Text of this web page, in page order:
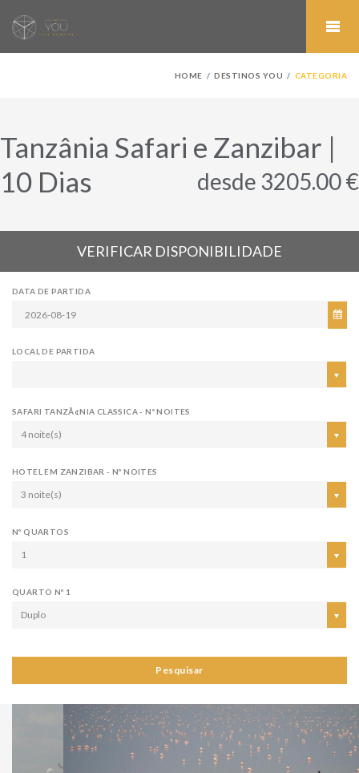
HOME DESTINOS YOU CATEGORIA
Tanzânia Safari e Zanzibar |
10 Dias
desde 3205.00 €
VERIFICAR DISPONIBILIDADE
DATA DE PARTIDA
LOCAL DE PARTIDA
SAFARI TANZÃ¢NIA CLASSICA - Nº NOITES
4 noite(s)
HOTEL EM ZANZIBAR - Nº NOITES
3 noite(s)
Nº QUARTOS
1
QUARTO Nº 1
Duplo
Pesquisar